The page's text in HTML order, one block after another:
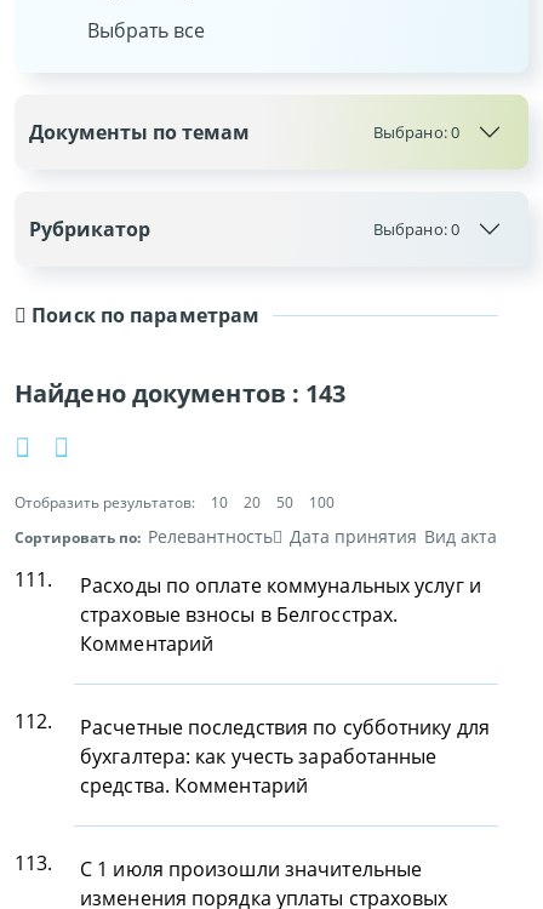
Поиск по параметрам
Найдено документов : 143
Отобразить результатов: 10 20 50
100
Сортировать по: Релевантность Дата принятия Вид акта
111.
Расходы по оплате коммунальных услуг и
страховые взносы в Белгосстрах.
Комментарий
112.
Расчетные последствия по субботнику для
бухгалтера: как учесть заработанные
средства. Комментарий
113.
С 1 июля произошли значительные
изменения порядка уплаты страховых
Выбрать все
Документы по темам Выбрано:0
Рубрикатор Выбрано:0